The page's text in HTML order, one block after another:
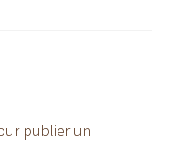
publier un